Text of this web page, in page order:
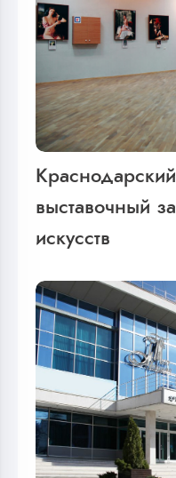
выставочный
искусств